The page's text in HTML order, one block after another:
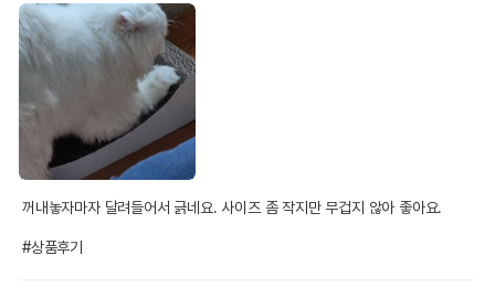
꺼내놓자마자 달려들어서 긁네요. 사이즈 좀 작지만 무겁지 않아 좋아요.
#상품후기